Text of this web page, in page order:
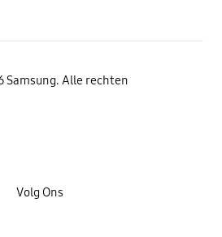
Samsung. Alle rechten
Volg Ons